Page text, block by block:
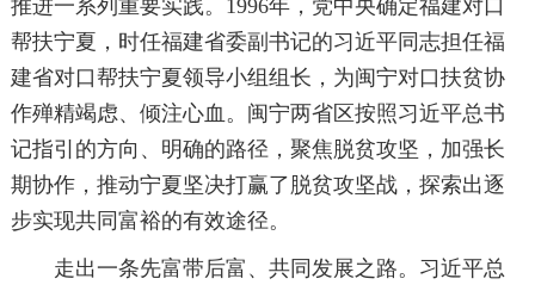
推进一系列重要实践。1996年，党中央确定福建对口
帮扶宁夏，时任福建省委副书记的习近平同志担任福
建省对口帮扶宁夏领导小组组长，为闽宁对口扶贫协
作殚精竭虑、倾注心血。闽宁两省区按照习近平总书
记指引的方向、明确的路径，聚焦脱贫攻坚，加强长
期协作，推动宁夏坚决打赢了脱贫攻坚战，探索出逐
步实现共同富裕的有效途径。
走出一条先富带后富、共同发展之路。习近平总